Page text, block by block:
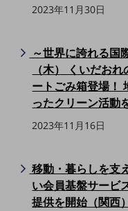
5Gデータプラス
IoT向け回線料金
home5Gプラン
モバイルサービス
端末の一元管理
運用保守・故障紛失サポート
回線・ネットワーク
2023年11月30日
～世界に誇れる国
（木） くいだお
ートごみ箱登場！
ったクリーン活動
2023年11月16日
移動・暮らしを支
い会員基盤サー
提供を開始（関西）